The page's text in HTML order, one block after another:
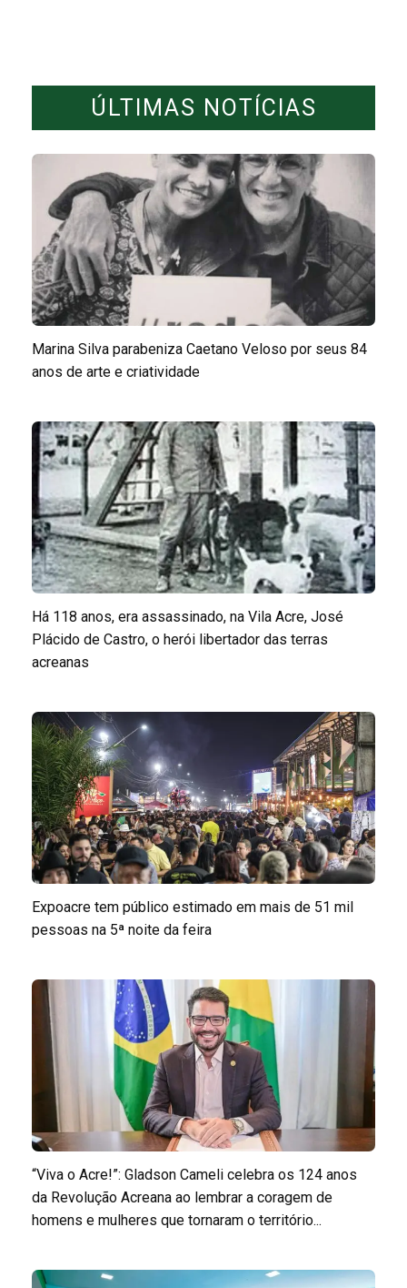
ÚLTIMAS NOTÍCIAS
Marina Silva parabeniza Caetano Veloso por seus 84
anos de arte e criatividade
Há 118 anos, era assassinado, na Vila Acre, José
Plácido de Castro, o herói libertador das terras
acreanas
Expoacre tem público estimado em mais de 51 mil
pessoas na 5ª noite da feira
“Viva o Acre!”: Gladson Cameli celebra os 124 anos
da Revolução Acreana ao lembrar a coragem de
homens e mulheres que tornaram o território...